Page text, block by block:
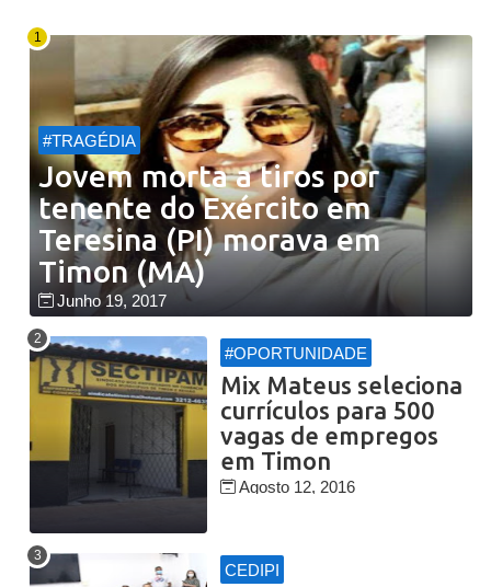
#TRAGÉDIA
Jovem morta a tiros por
tenente do Exército em
Teresina (PI) morava em
Timon (MA)
Junho 19, 2017
#OPORTUNIDADE
Mix Mateus seleciona
currículos para 500
vagas de empregos
em Timon
Agosto 12, 2016
CEDIPI